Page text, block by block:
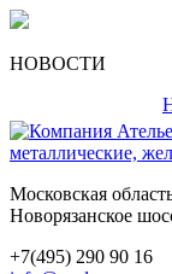
НОВОСТИ
Московская
Новорязанское
+7(495) 290 90 16